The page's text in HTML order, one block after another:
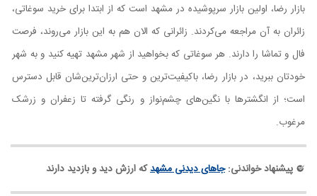
بازار رضا، اولین بازار سرپوشیده در مشهد است که از ابتدا برای خرید سوغاتی،
زائران به آن مراجعه می‌کردند. زائرانی که الان هم به این بازار می‌روند، فرصت
فال و تماشا را دارند. هر سوغاتی که بخواهید از شهر مشهد تهیه کنید و به شهر
خودتان ببرید، در بازار رضا، باکیفیت‌ترین و حتی ارزان‌ترین‌شان قابل دسترس
است؛ از انگشترها با نگین‌های چشم‌نواز و رنگی گرفته تا زعفران و زرشک
مرغوب.
پیشنهاد خواندنی:جاهای دیدنی مشهدکه ارزش دید و بازدید دارند